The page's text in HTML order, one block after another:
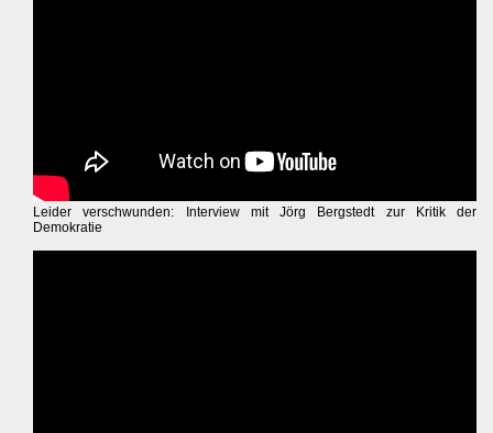
Leider verschwunden: Interview mit Jörg Bergstedt zur Kritik der
Demokratie